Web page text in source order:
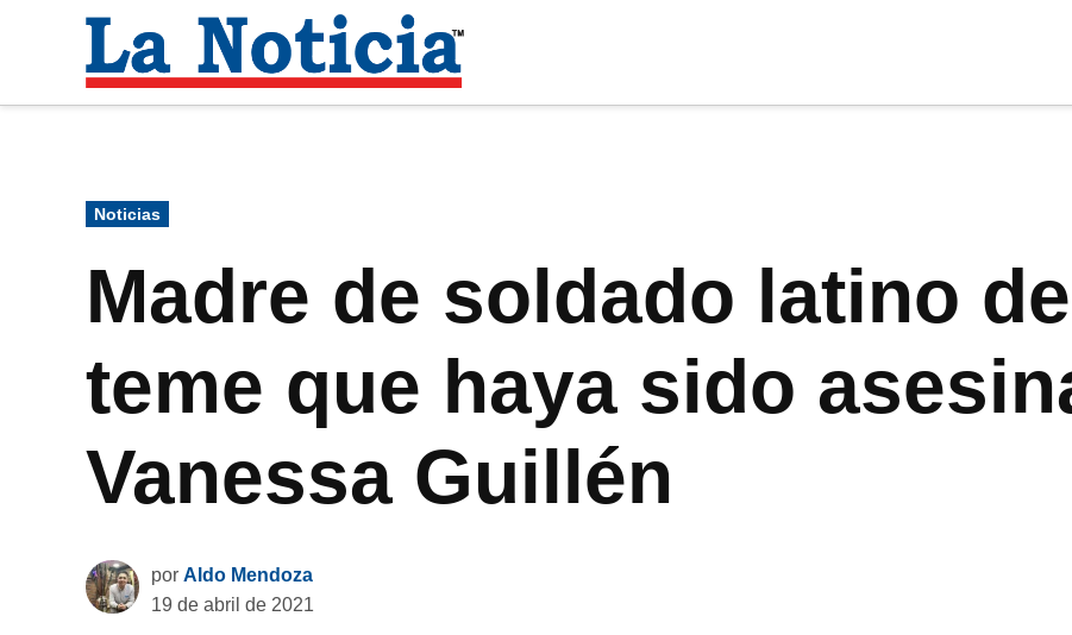
contenido
Noticia
Publicado
en
Noticias
Madre de soldado latino
teme que haya sido
Vanessa Guillén
por Aldo Mendoza
19 de abril de 2021